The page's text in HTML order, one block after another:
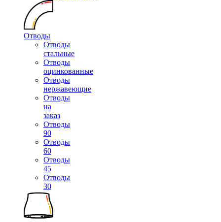
Отводы
Отводы
стальные
Отводы
оцинкованные
Отводы
нержавеющие
Отводы
на
заказ
Отводы
90
Отводы
60
Отводы
45
Отводы
30